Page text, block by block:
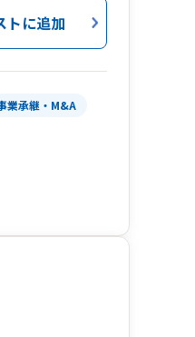
プしていま
りましたら決
改正等のご案
務に関しても
トに追加
業承継・M&A